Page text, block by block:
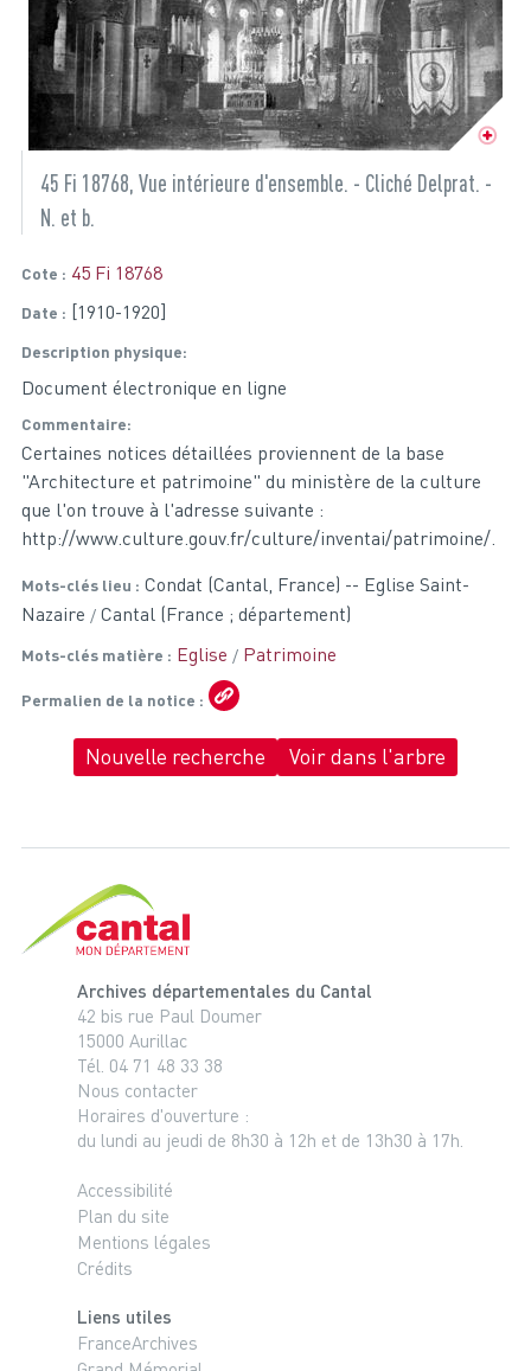
45 Fi 18768, Vue intérieure d'ensemble. - Cliché Delprat. -
N. et b.
Cote 45 Fi 18768
Date [1910-1920]
Description physique
Document électronique en ligne
Commentaire
Certaines notices détaillées proviennent de la base
"Architecture et patrimoine" du ministère de la culture
que l'on trouve à l'adresse suivante :
http://www.culture.gouv.fr/culture/inventai/patrimoine/.
Mots-clés lieu
Condat (Cantal, France) -- Eglise Saint-
Nazaire
Cantal (France ; département)
Mots-clés matière Eglise Patrimoine
Permalien de la notice
Nouvelle recherche Voir dans l'arbre
Archives départementales du Cantal
42 bis rue Paul Doumer
15000 Aurillac
Tél. 04 71 48 33 38
Nous contacter
Horaires d'ouverture :
du lundi au jeudi de 8h30 à 12h et de 13h30 à 17h.
Accessibilité
Plan du site
Mentions légales
Crédits
Liens utiles
FranceArchives